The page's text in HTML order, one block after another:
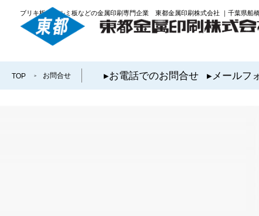
ブリキ板やアルミ板などの金属印刷専門企業 東都金属印刷株式会社 ｜千葉県船
TOP お問合せ お電話でのお問合せ メールフ